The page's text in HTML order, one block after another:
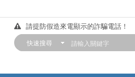
佳佳唱片
請提防假造來電顯示的詐騙電話！
【中華門市營業時間調整公告】
快速搜尋